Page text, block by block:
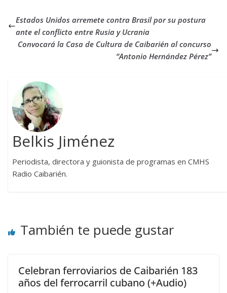
Estados Unidos arremete contra Brasil por su postura
ante el conflicto entre Rusia y Ucrania
Convocará la Casa de Cultura de Caibarién al concurso
“Antonio Hernández Pérez”
Belkis Jiménez
Periodista, directora y guionista de programas en CMHS
Radio Caibarién.
También te puede gustar
Celebran ferroviarios de Caibarién 183
años del ferrocarril cubano (+Audio)